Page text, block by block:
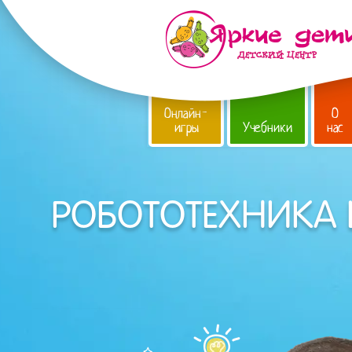
Онлайн-
игры Учебники
О
нас
РОБОТОТЕХНИКА